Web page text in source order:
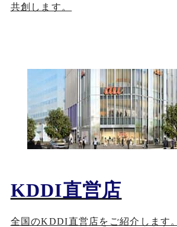
共創します。
KDDI直営店
全国のKDDI直営店をご紹介します。
新規ウィンドウで開く